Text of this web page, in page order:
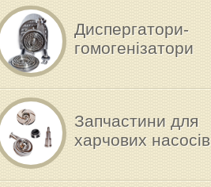
Диспергатори-
гомогенізатори
Запчастини для
харчових насосів